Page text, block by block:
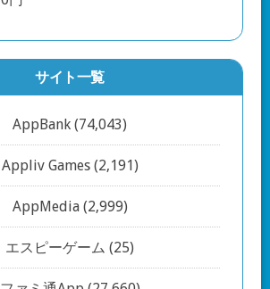
サイト一覧
AppBank (74,043)
Appliv Games(2,191)
AppMedia (2,999)
エスピーゲーム (25)
ファミ通App (27,660)